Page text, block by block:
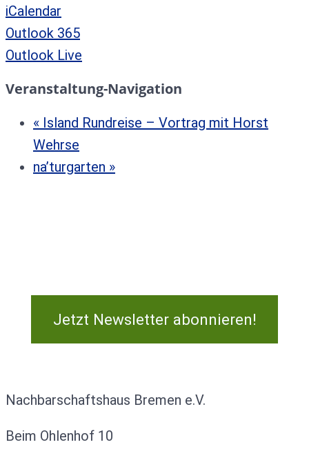
iCalendar
Outlook 365
Outlook Live
Veranstaltung-Navigation
« Island Rundreise – Vortrag mit Horst
Wehrse
na’turgarten »
Jetzt Newsletter abonnieren!
Nachbarschaftshaus Bremen e.V.
Beim Ohlenhof 10